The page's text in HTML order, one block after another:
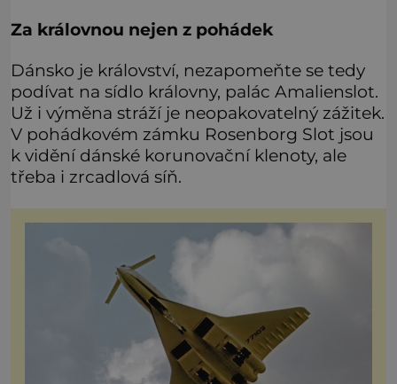
Za královnou nejen z pohádek
Dánsko je království, nezapomeňte se tedy
podívat na sídlo královny, palác Amalienslot.
Už i výměna stráží je neopakovatelný zážitek.
V pohádkovém zámku Rosenborg Slot jsou
k vidění dánské korunovační klenoty, ale
třeba i zrcadlová síň.